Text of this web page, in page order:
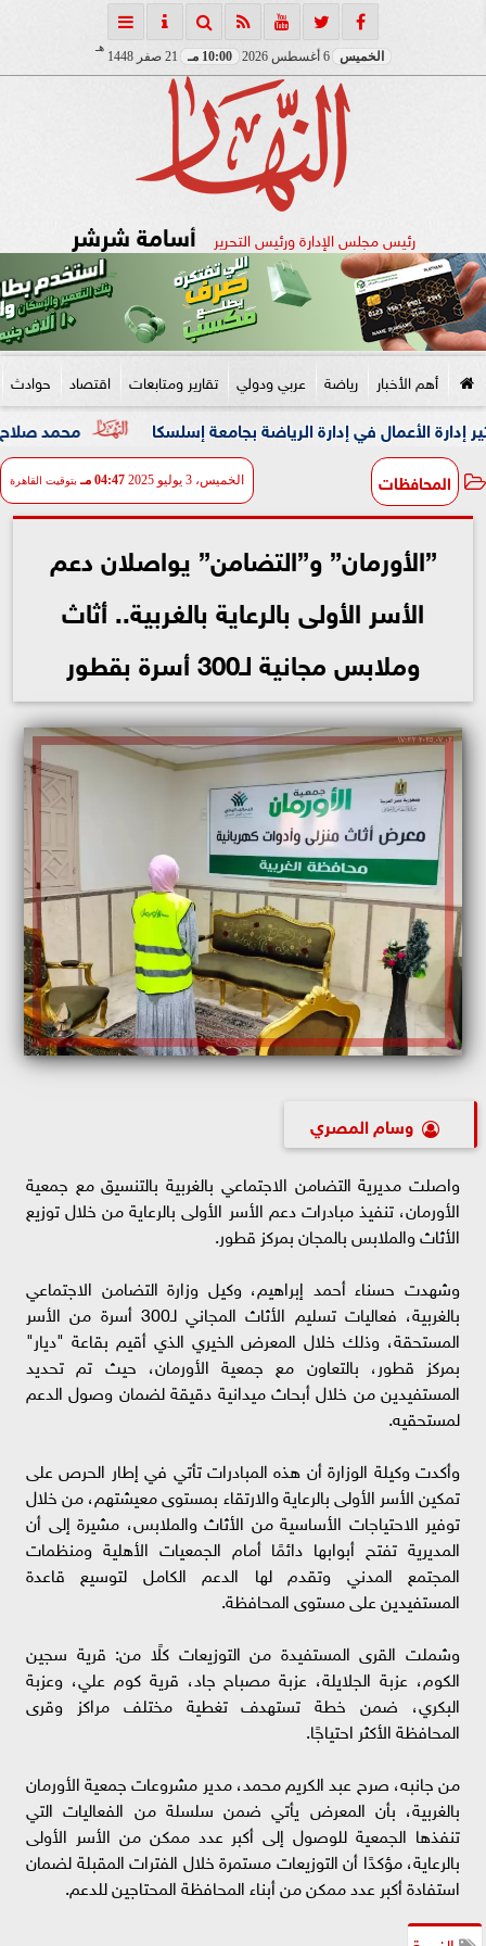
الخميس 10:00 مـ 21 صفر 1448
هـ
رئيس مجلس الإدارة ورئيس التحرير أسامة شرشر
أهم الأخبار رياضة عربي ودولي تقارير ومتابعات اقتصاد حوادث
محمد صلاح: لم في إدارة الرياضة بجامعة إسلسكا
المحافظات الخميس، 3 يوليو 2025 04:47 مـ بتوقيت القاهرة
”الأورمان” و”التضامن” يواصلان دعم
الأسر الأولى بالرعاية بالغربية.. أثاث
وملابس مجانية لـ300 أسرة بقطور
وسام المصري
واصلت مديرية التضامن الاجتماعي بالغربية بالتنسيق مع جمعية
الأورمان، تنفيذ مبادرات دعم الأسر الأولى بالرعاية من خلال توزيع
الأثاث والملابس بالمجان بمركز قطور.
وشهدت حسناء أحمد إبراهيم، وكيل وزارة التضامن الاجتماعي
بالغربية، فعاليات تسليم الأثاث المجاني لـ300 أسرة من الأسر
المستحقة، وذلك خلال المعرض الخيري الذي أقيم بقاعة "ديار"
بمركز قطور، بالتعاون مع جمعية الأورمان، حيث تم تحديد
المستفيدين من خلال أبحاث ميدانية دقيقة لضمان وصول الدعم
لمستحقيه.
وأكدت وكيلة الوزارة أن هذه المبادرات تأتي في إطار الحرص على
تمكين الأسر الأولى بالرعاية والارتقاء بمستوى معيشتهم، من خلال
توفير الاحتياجات الأساسية من الأثاث والملابس، مشيرة إلى أن
المديرية تفتح أبوابها دائمًا أمام الجمعيات الأهلية ومنظمات
المجتمع المدني وتقدم لها الدعم الكامل لتوسيع قاعدة
المستفيدين على مستوى المحافظة.
وشملت القرى المستفيدة من التوزيعات كلًا من: قرية سجين
الكوم، عزبة الجلايلة، عزبة مصباح جاد، قرية كوم علي، وعزبة
البكري، ضمن خطة تستهدف تغطية مختلف مراكز وقرى
المحافظة الأكثر احتياجًا.
من جانبه، صرح عبد الكريم محمد، مدير مشروعات جمعية الأورمان
بالغربية، بأن المعرض يأتي ضمن سلسلة من الفعاليات التي
تنفذها الجمعية للوصول إلى أكبر عدد ممكن من الأسر الأولى
بالرعاية، مؤكدًا أن التوزيعات مستمرة خلال الفترات المقبلة لضمان
استفادة أكبر عدد ممكن من أبناء المحافظة المحتاجين للدعم.